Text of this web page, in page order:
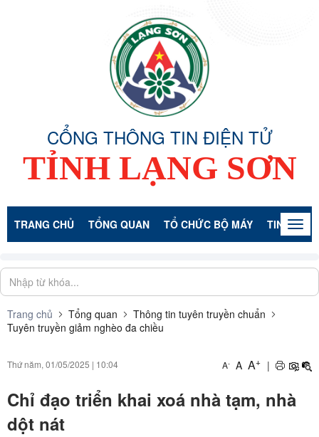
CỔNG THÔNG TIN ĐIỆN TỬ
TỈNH LẠNG SƠN
TRANG CHỦ TỔNG QUAN TỔ CHỨC BỘ MÁY TIN TỨC -
Trang chủ Tổng quan
Thông tin tuyên truyền chuẩn
Tuyên truyền giảm nghèo đa chiều
Thứ năm, 01/05/2025 | 10:04 A- A A+ |
Chỉ đạo triển khai xoá nhà tạm, nhà
dột nát